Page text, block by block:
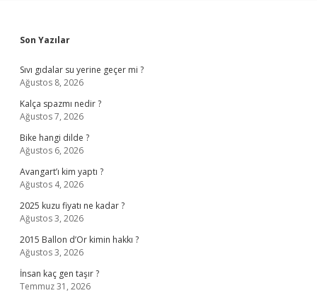
Sidebar
Son Yazılar
Sıvı gıdalar su yerine geçer mi ?
Ağustos 8, 2026
Kalça spazmı nedir ?
Ağustos 7, 2026
Bike hangi dilde ?
Ağustos 6, 2026
Avangart’ı kim yaptı ?
Ağustos 4, 2026
2025 kuzu fiyatı ne kadar ?
Ağustos 3, 2026
2015 Ballon d’Or kimin hakkı ?
Ağustos 3, 2026
İnsan kaç gen taşır ?
Temmuz 31, 2026